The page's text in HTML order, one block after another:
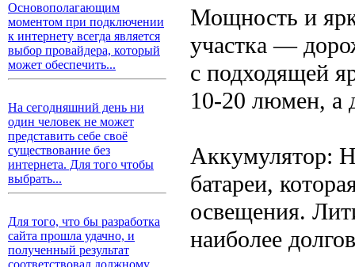
Основополагающим
моментом при подключении
к интернету всегда является
выбор провайдера, который
может обеспечить...
На сегодняшний день ни
один человек не может
представить себе своё
существование без
интернета. Для того чтобы
выбрать...
Для того, что бы разработка
сайта прошла удачно, и
полученный результат
соответствовал должному
Мощность и
участка —
с подходящей
10-20 люмен, а
Аккумулятор:
батареи,
освещения.
наиболее